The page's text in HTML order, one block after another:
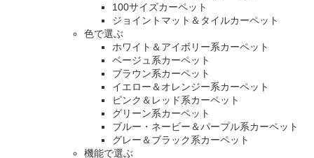
100サイズカーペット
ジョイントマット＆タイルカーペット
色で選ぶ
ホワイト＆アイボリー系カーペット
ベージュ系カーペット
ブラウン系カーペット
イエロー＆オレンジー系カーペット
ピンク＆レッド系カーペット
グリーン系カーペット
ブルー・ネービー＆パープル系カーペット
グレー＆ブラック系カーペット
機能で選ぶ